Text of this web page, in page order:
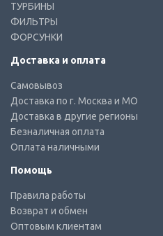
ТУРБИНЫ
ФИЛЬТРЫ
ФОРСУНКИ
Доставка и оплата
Самовывоз
Доставка по г. Москва и МО
Доставка в другие регионы
Безналичная оплата
Оплата наличными
Помощь
Правила работы
Возврат и обмен
Оптовым клиентам